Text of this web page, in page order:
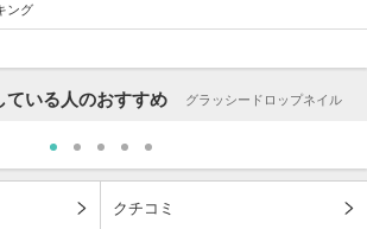
ング
ている人のおすすめ グラッシードロップネイル
クチコミ